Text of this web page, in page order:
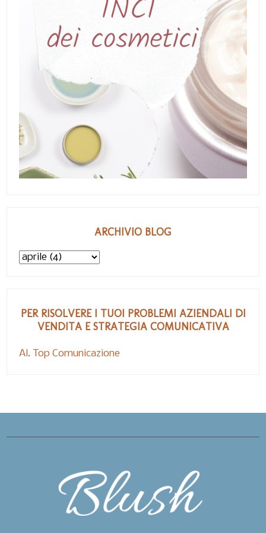
ARCHIVIO BLOG
PER RISOLVERE I TUOI PROBLEMI AZIENDALI DI
VENDITA E STRATEGIA COMUNICATIVA
Al. Top Comunicazione